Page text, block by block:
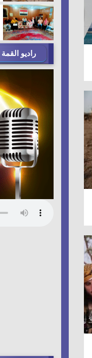
راديو القمة